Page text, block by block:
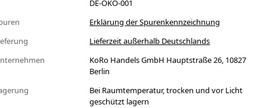
DE-ÖKO-001
Erklärung der Spurenkennzeichnung
Lieferzeit außerhalb Deutschlands
KoRo Handels GmbH Hauptstraße 26, 10827
Berlin
Bei Raumtemperatur, trocken und vor Licht
geschützt lagern